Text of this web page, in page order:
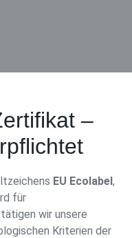
–
EU Ecolabel,
für
wir unsere
Kriterien der